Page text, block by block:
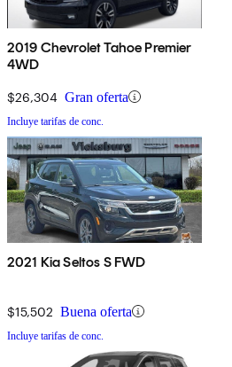
2019 Chevrolet Tahoe Premier
4WD
$26,304 Gran oferta
Incluye tarifas de conc.
2021 Kia Seltos S FWD
$15,502 Buena oferta
Incluye tarifas de conc.